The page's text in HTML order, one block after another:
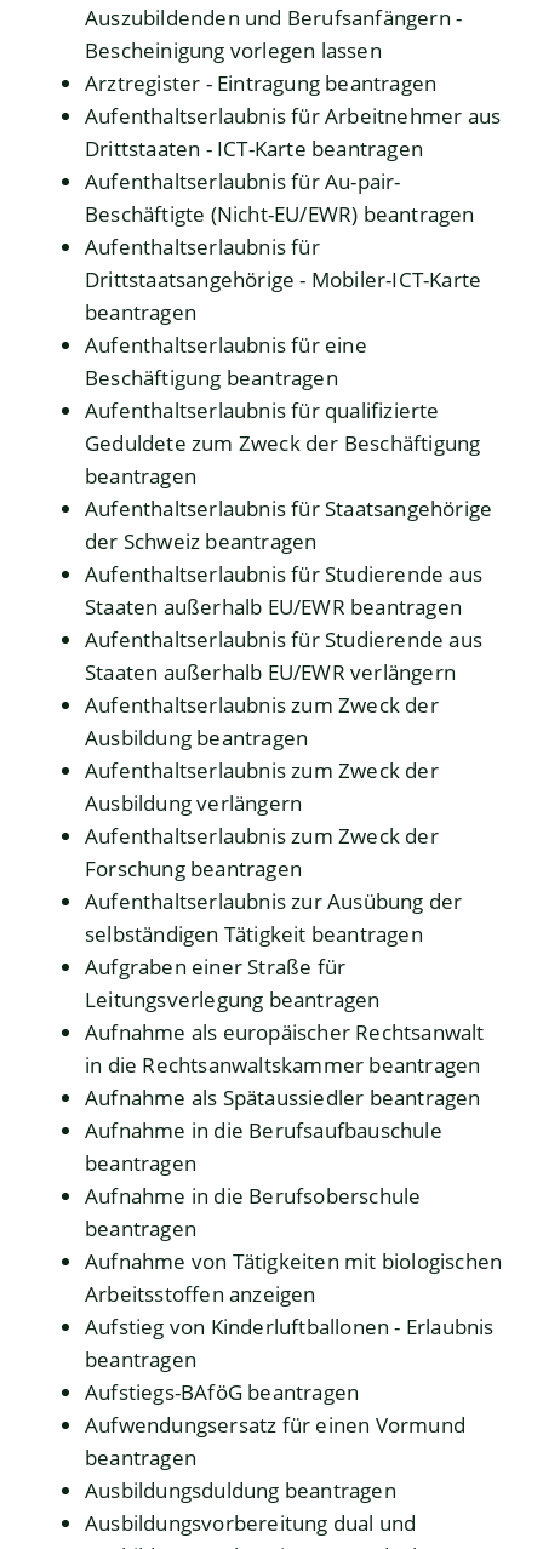
Auszubildenden und Berufsanfängern -
Bescheinigung vorlegen lassen
Arztregister - Eintragung beantragen
Aufenthaltserlaubnis für Arbeitnehmer aus
Drittstaaten - ICT-Karte beantragen
Aufenthaltserlaubnis für Au-pair-
Beschäftigte (Nicht-EU/EWR) beantragen
Aufenthaltserlaubnis für
Drittstaatsangehörige - Mobiler-ICT-Karte
beantragen
Aufenthaltserlaubnis für eine
Beschäftigung beantragen
Aufenthaltserlaubnis für qualifizierte
Geduldete zum Zweck der Beschäftigung
beantragen
Aufenthaltserlaubnis für Staatsangehörige
der Schweiz beantragen
Aufenthaltserlaubnis für Studierende aus
Staaten außerhalb EU/EWR beantragen
Aufenthaltserlaubnis für Studierende aus
Staaten außerhalb EU/EWR verlängern
Aufenthaltserlaubnis zum Zweck der
Ausbildung beantragen
Aufenthaltserlaubnis zum Zweck der
Ausbildung verlängern
Aufenthaltserlaubnis zum Zweck der
Forschung beantragen
Aufenthaltserlaubnis zur Ausübung der
selbständigen Tätigkeit beantragen
Aufgraben einer Straße für
Leitungsverlegung beantragen
Aufnahme als europäischer Rechtsanwalt
in die Rechtsanwaltskammer beantragen
Aufnahme als Spätaussiedler beantragen
Aufnahme in die Berufsaufbauschule
beantragen
Aufnahme in die Berufsoberschule
beantragen
Aufnahme von Tätigkeiten mit biologischen
Arbeitsstoffen anzeigen
Aufstieg von Kinderluftballonen - Erlaubnis
beantragen
Aufstiegs-BAföG beantragen
Aufwendungsersatz für einen Vormund
beantragen
Ausbildungsduldung beantragen
Ausbildungsvorbereitung dual und